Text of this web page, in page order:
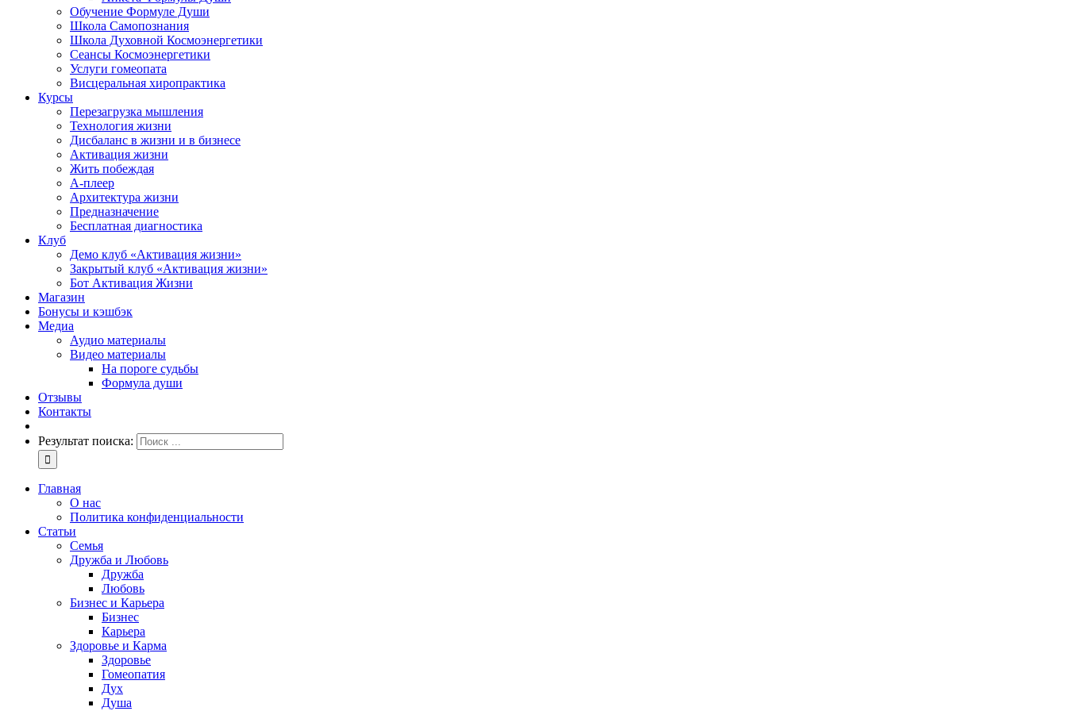
Обучение Формуле Души
Школа Самопознания
Школа Духовной Космоэнергетики
Сеансы Космоэнергетики
Услуги гомеопата
Висцеральная хиропрактика
Курсы
Перезагрузка мышления
Технология жизни
Дисбаланс в жизни и в бизнесе
Активация жизни
Жить побеждая
А-плеер
Архитектура жизни
Предназначение
Бесплатная диагностика
Клуб
Демо клуб «Активация жизни»
Закрытый клуб «Активация жизни»
Бот Активация Жизни
Магазин
Бонусы и кэшбэк
Медиа
Аудио материалы
Видео материалы
На пороге судьбы
Формула души
Отзывы
Контакты
Результат поиска:
Главная
О нас
Политика конфиденциальности
Статьи
Семья
Дружба и Любовь
Дружба
Любовь
Бизнес и Карьера
Бизнес
Карьера
Здоровье и Карма
Здоровье
Гомеопатия
Дух
Душа